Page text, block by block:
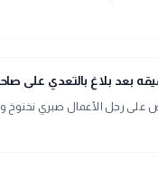
بعد بلاغ بالتعدي على
على رجل الأعمال صبري